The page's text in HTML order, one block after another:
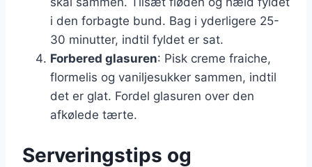
i den forbagte bund. Bag i yderligere 25-
30 minutter, indtil fyldet er sat.
Forbered glasuren: Pisk creme fraiche,
flormelis og vaniljesukker sammen, indtil
det er glat. Fordel glasuren over den
afkølede tærte.
Serveringstips og